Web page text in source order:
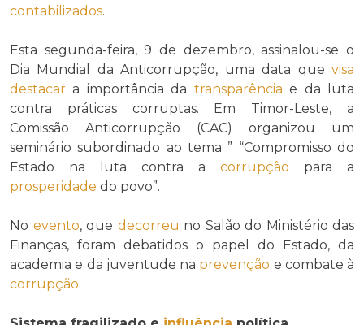
contabilizados.
Esta segunda-feira, 9 de dezembro, assinalou-se o
Dia Mundial da Anticorrupção, uma data que visa
destacar a importância da transparência e da luta
contra práticas corruptas. Em Timor-Leste, a
Comissão Anticorrupção (CAC) organizou um
seminário subordinado ao tema ” “Compromisso do
Estado na luta contra a corrupção para a
prosperidade do povo”.
No evento, que decorreu no Salão do Ministério das
Finanças, foram debatidos o papel do Estado, da
academia e da juventude na prevenção e combate à
corrupção.